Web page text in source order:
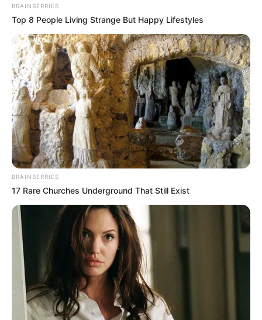
BRAINBERRIES
Top 8 People Living Strange But Happy Lifestyles
BRAINBERRIES
17 Rare Churches Underground That Still Exist